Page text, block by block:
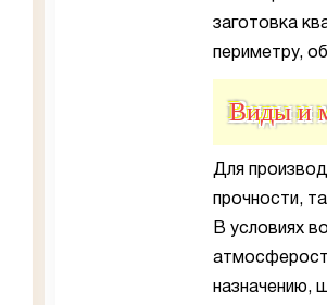
заготовка
периметру,
Виды и
Для
прочности,
В условиях
назначению,